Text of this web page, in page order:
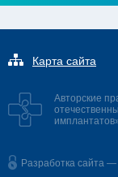
Карта сайта
Авторские
Разработка сайта